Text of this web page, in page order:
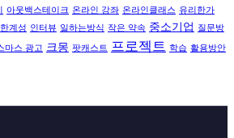
아웃백스테이크 온라인 강좌 온라인클래스 유리한가
계성 인터뷰 일하는방식 작은 약속 중소기업 질문방
마스 광고 크몽 팟캐스트 프로젝트 학습 활용방안